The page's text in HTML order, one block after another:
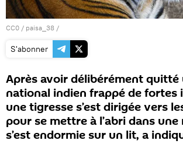
CC0 / paisa_38 /
S'abonner
Après avoir délibérément quitté
national indien frappé de fortes
une tigresse s’est dirigée vers
pour se mettre à l’abri dans
s’est endormie sur un lit, a